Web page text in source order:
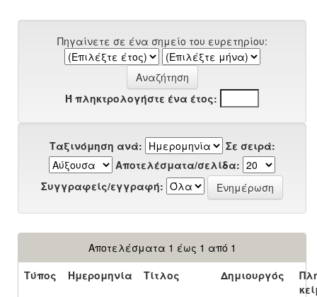
Πηγαίνετε σε ένα σημείο του ευρετηρίου:
Ή πληκτρολογήστε ένα έτος:
Ταξινόμηση ανά:
Σε σειρά:
Αποτελέσματα/σελίδα:
Συγγραφείς/εγγραφή:
Αποτελέσματα 1 έως 1 από 1
Τύπος
Ημερομηνία Τίτλος Δημιουργός